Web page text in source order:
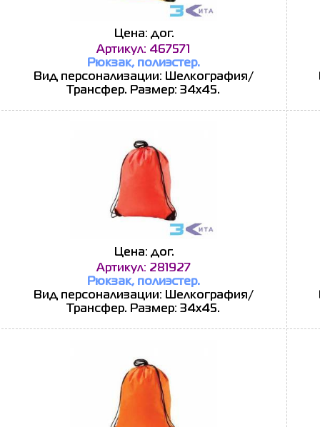
Цена: дог.
Артикул: 467571
Рюкзак, полиэстер.
Вид персонализации: Шелкография/
Трансфер. Размер: 34х45.
Цена: дог.
Артикул: 281927
Рюкзак, полиэстер.
Вид персонализации: Шелкография/
Трансфер. Размер: 34х45.